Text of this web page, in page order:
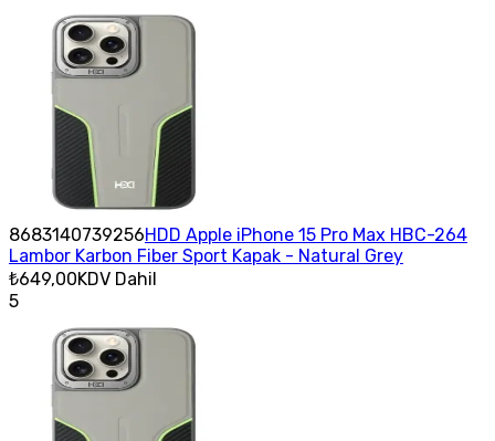
8683140739256HDD Apple iPhone 15 Pro Max HBC-264
Lambor Karbon Fiber Sport Kapak - Natural Grey
₺649,00KDV Dahil
5